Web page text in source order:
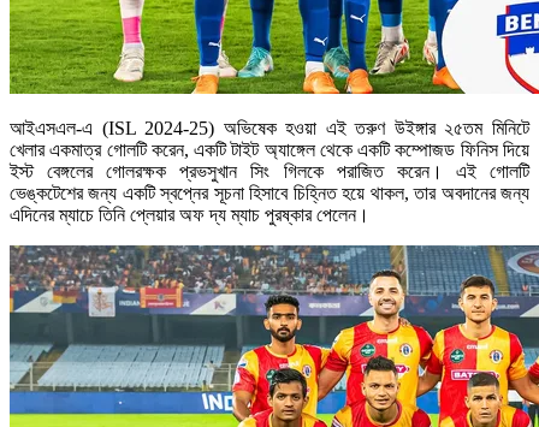
আইএসএল-এ (ISL 2024-25) অভিষেক হওয়া এই তরুণ উইঙ্গার ২৫তম মিনিটে
খেলার একমাত্র গোলটি করেন, একটি টাইট অ্যাঙ্গেল থেকে একটি কম্পোজড ফিনিস দিয়ে
ইস্ট বেঙ্গলের গোলরক্ষক প্রভসুখান সিং গিলকে পরাজিত করেন। এই গোলটি
ভেঙ্কটেশের জন্য একটি স্বপ্নের সূচনা হিসাবে চিহ্নিত হয়ে থাকল, তার অবদানের জন্য
এদিনের ম্যাচে তিনি প্লেয়ার অফ দ্য ম্যাচ পুরষ্কার পেলেন।